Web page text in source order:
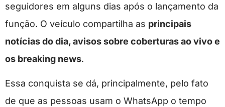
seguidores em alguns dias após o lançamento da
função. O veículo compartilha as principais
notícias do dia, avisos sobre coberturas ao vivo e
os breaking news.
Essa conquista se dá, principalmente, pelo fato
de que as pessoas usam o WhatsApp o tempo